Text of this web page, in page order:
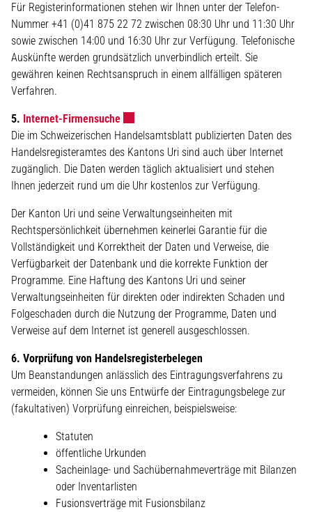
Für Registerinformationen stehen wir Ihnen unter der Telefon-
Nummer +41 (0)41 875 22 72 zwischen 08:30 Uhr und 11:30 Uhr
sowie zwischen 14:00 und 16:30 Uhr zur Verfügung. Telefonische
Auskünfte werden grundsätzlich unverbindlich erteilt. Sie
gewähren keinen Rechtsanspruch in einem allfälligen späteren
Verfahren.
5. Internet-FirmensucheExterner Link wird in einem neuen
Die im Schweizerischen Handelsamtsblatt publizierten Daten des
Handelsregisteramtes des Kantons Uri sind auch über Internet
zugänglich. Die Daten werden täglich aktualisiert und stehen
Ihnen jederzeit rund um die Uhr kostenlos zur Verfügung.
Der Kanton Uri und seine Verwaltungseinheiten mit
Rechtspersönlichkeit übernehmen keinerlei Garantie für die
Vollständigkeit und Korrektheit der Daten und Verweise, die
Verfügbarkeit der Datenbank und die korrekte Funktion der
Programme. Eine Haftung des Kantons Uri und seiner
Verwaltungseinheiten für direkten oder indirekten Schaden und
Folgeschaden durch die Nutzung der Programme, Daten und
Verweise auf dem Internet ist generell ausgeschlossen.
6. Vorprüfung von Handelsregisterbelegen
Um Beanstandungen anlässlich des Eintragungsverfahrens zu
vermeiden, können Sie uns Entwürfe der Eintragungsbelege zur
(fakultativen) Vorprüfung einreichen, beispielsweise:
Statuten
öffentliche Urkunden
Sacheinlage- und Sachübernahmeverträge mit Bilanzen
oder Inventarlisten
Fusionsverträge mit Fusionsbilanz